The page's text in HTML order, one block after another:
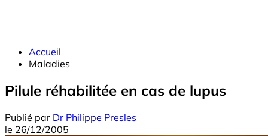
Accueil
Maladies
Pilule réhabilitée en cas de lupus
Publié par Dr Philippe Presles
le 26/12/2005